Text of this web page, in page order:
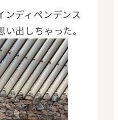
ンディペンデンス
出しちゃった。